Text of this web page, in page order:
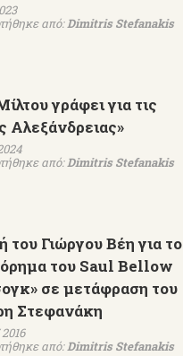
από:Dimitris Stefanakis
γράφει για τις
Αλεξάνδρειας»
από:Dimitris Stefanakis
του Γιώργου Βέη για το
του Saul Bellow
σε μετάφραση του
Στεφανάκη
από:Dimitris Stefanakis